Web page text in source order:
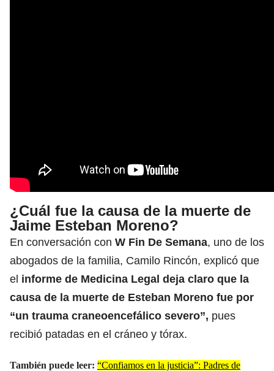
¿Cuál fue la causa de la muerte de
Jaime Esteban Moreno?
En conversación con W Fin De Semana, uno de los
abogados de la familia, Camilo Rincón, explicó que
el informe de Medicina Legal deja claro que la
causa de la muerte de Esteban Moreno fue por
“un trauma craneoencefálico severo”, pues
recibió patadas en el cráneo y tórax.
También puede leer: “Confiamos en la justicia”: Padres de